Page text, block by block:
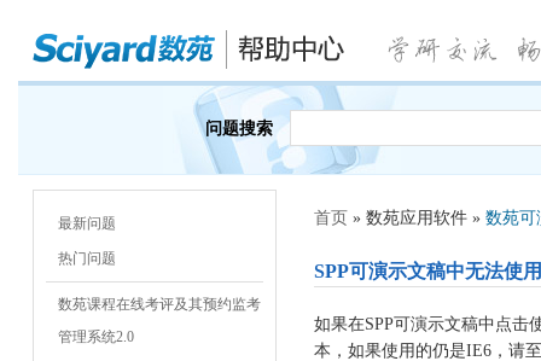
问题搜索
最新问题
热门问题
数苑课程在线考评及其预约监考
管理系统2.0
首页 » 数苑应用软件 » 数苑可
SPP可演示文稿中无法使
如果在SPP可演示文稿中点击
本，如果使用的仍是IE6，请